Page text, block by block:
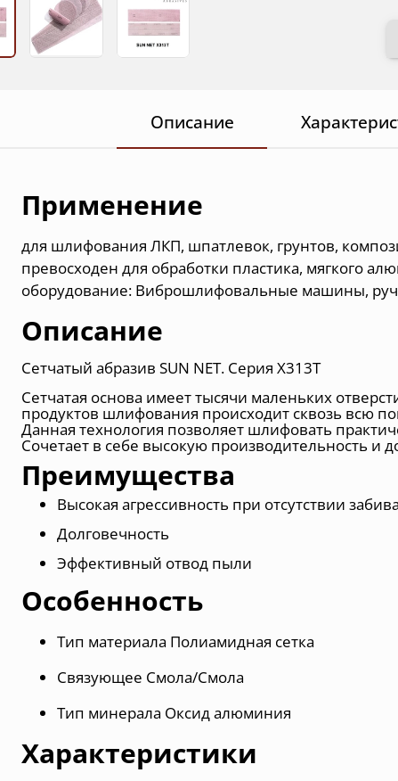
Описание
Применение
для шлифования ЛКП, шпатлевок, грунтов,
превосходен для обработки пластика, мягкого
оборудование: Виброшлифовальные машины,
Описание
Сетчатый абразив SUN NET. Серия X313T
Сетчатая основа имеет тысячи маленьких
продуктов шлифования происходит сквозь всю
Данная технология позволяет шлифовать
Сочетает в себе высокую производительность и
Преимущества
Высокая агрессивность при отсутствии
Долговечность
Эффективный отвод пыли
Особенность
Тип материала Полиамидная сетка
Связующее Смола/Смола
Тип минерала Оксид алюминия
Характеристики